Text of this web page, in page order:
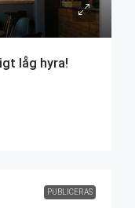
låg hyra!
PUBLICERAS